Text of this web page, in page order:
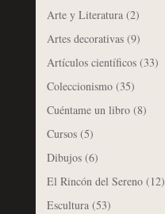
Arte y Literatura(2)
Artes decorativas(9)
Artículos científicos(33)
Coleccionismo(35)
Cuéntame un libro(8)
Cursos(5)
Dibujos(6)
El Rincón del Sereno(12)
Escultura(53)